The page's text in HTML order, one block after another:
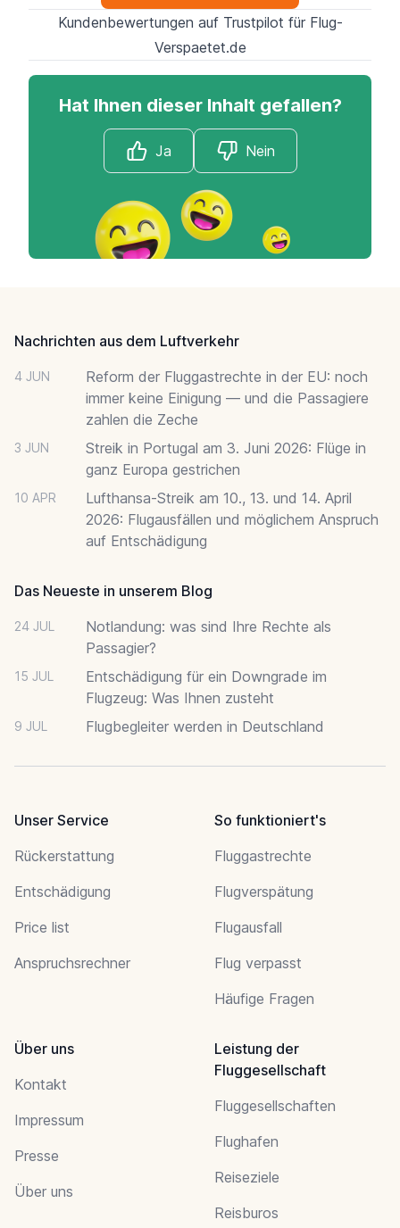
Kundenbewertungen auf Trustpilot für Flug-
Verspaetet.de
Hat Ihnen dieser Inhalt gefallen?
Ja Nein
Nachrichten aus dem Luftverkehr
4 JUN
Reform der Fluggastrechte in der EU: noch
immer keine Einigung — und die Passagiere
zahlen die Zeche
3 JUN
Streik in Portugal am 3. Juni 2026: Flüge in
ganz Europa gestrichen
10 APR
Lufthansa-Streik am 10., 13. und 14. April
2026: Flugausfällen und möglichem Anspruch
auf Entschädigung
Das Neueste in unserem Blog
24 JUL
Notlandung: was sind Ihre Rechte als
Passagier?
15 JUL
Entschädigung für ein Downgrade im
Flugzeug: Was Ihnen zusteht
9 JUL Flugbegleiter werden in Deutschland
Unser Service
Rückerstattung
Entschädigung
Price list
Anspruchsrechner
So funktioniert's
Fluggastrechte
Flugverspätung
Flugausfall
Flug verpasst
Häufige Fragen
Über uns
Kontakt
Impressum
Presse
Über uns
Leistung der
Fluggesellschaft
Fluggesellschaften
Flughafen
Reiseziele
Reisburos